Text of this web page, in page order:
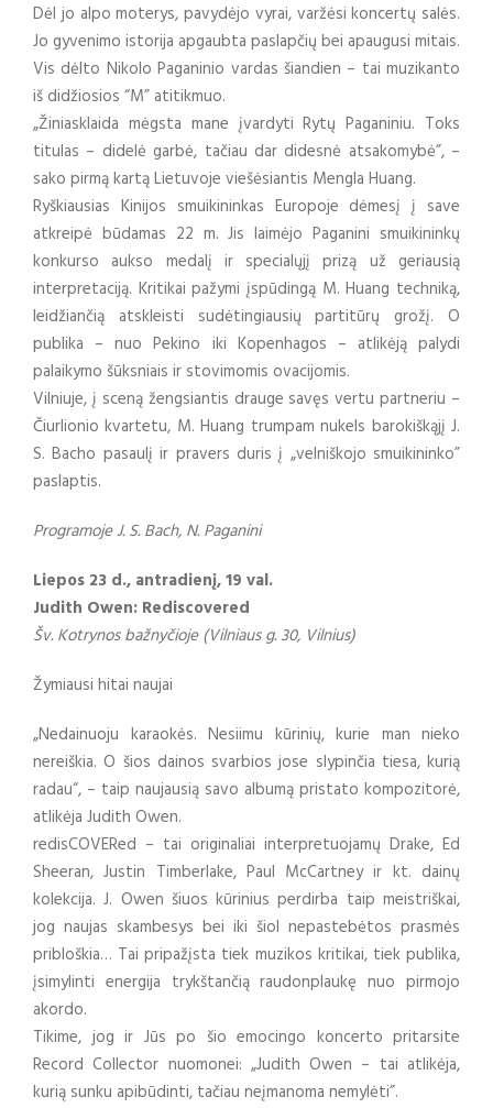
Dėl jo alpo moterys, pavydėjo vyrai, varžėsi koncertų salės.
Jo gyvenimo istorija apgaubta paslapčių bei apaugusi mitais.
Vis dėlto Nikolo Paganinio vardas šiandien – tai muzikanto
iš didžiosios “M” atitikmuo.
„Žiniasklaida mėgsta mane įvardyti Rytų Paganiniu. Toks
titulas – didelė garbė, tačiau dar didesnė atsakomybė”, –
sako pirmą kartą Lietuvoje viešėsiantis Mengla Huang.
Ryškiausias Kinijos smuikininkas Europoje dėmesį į save
atkreipė būdamas 22 m. Jis laimėjo Paganini smuikininkų
konkurso aukso medalį ir specialųjį prizą už geriausią
interpretaciją. Kritikai pažymi įspūdingą M. Huang techniką,
leidžiančią atskleisti sudėtingiausių partitūrų grožį. O
publika – nuo Pekino iki Kopenhagos – atlikėją palydi
palaikymo šūksniais ir stovimomis ovacijomis.
Vilniuje, į sceną žengsiantis drauge savęs vertu partneriu –
Čiurlionio kvartetu, M. Huang trumpam nukels barokiškąjį J.
S. Bacho pasaulį ir pravers duris į „velniškojo smuikininko”
paslaptis.
Programoje J. S. Bach, N. Paganini
Liepos 23 d., antradienį, 19 val.
Judith Owen: Rediscovered
Šv. Kotrynos bažnyčioje (Vilniaus g. 30, Vilnius)
Žymiausi hitai naujai
„Nedainuoju karaokės. Nesiimu kūrinių, kurie man nieko
nereiškia. O šios dainos svarbios jose slypinčia tiesa, kurią
radau“, – taip naujausią savo albumą pristato kompozitorė,
atlikėja Judith Owen.
redisCOVERed – tai originaliai interpretuojamų Drake, Ed
Sheeran, Justin Timberlake, Paul McCartney ir kt. dainų
kolekcija. J. Owen šiuos kūrinius perdirba taip meistriškai,
jog naujas skambesys bei iki šiol nepastebėtos prasmės
pribloškia… Tai pripažįsta tiek muzikos kritikai, tiek publika,
įsimylinti energija trykštančią raudonplaukę nuo pirmojo
akordo.
Tikime, jog ir Jūs po šio emocingo koncerto pritarsite
Record Collector nuomonei: „Judith Owen – tai atlikėja,
kurią sunku apibūdinti, tačiau neįmanoma nemylėti”.